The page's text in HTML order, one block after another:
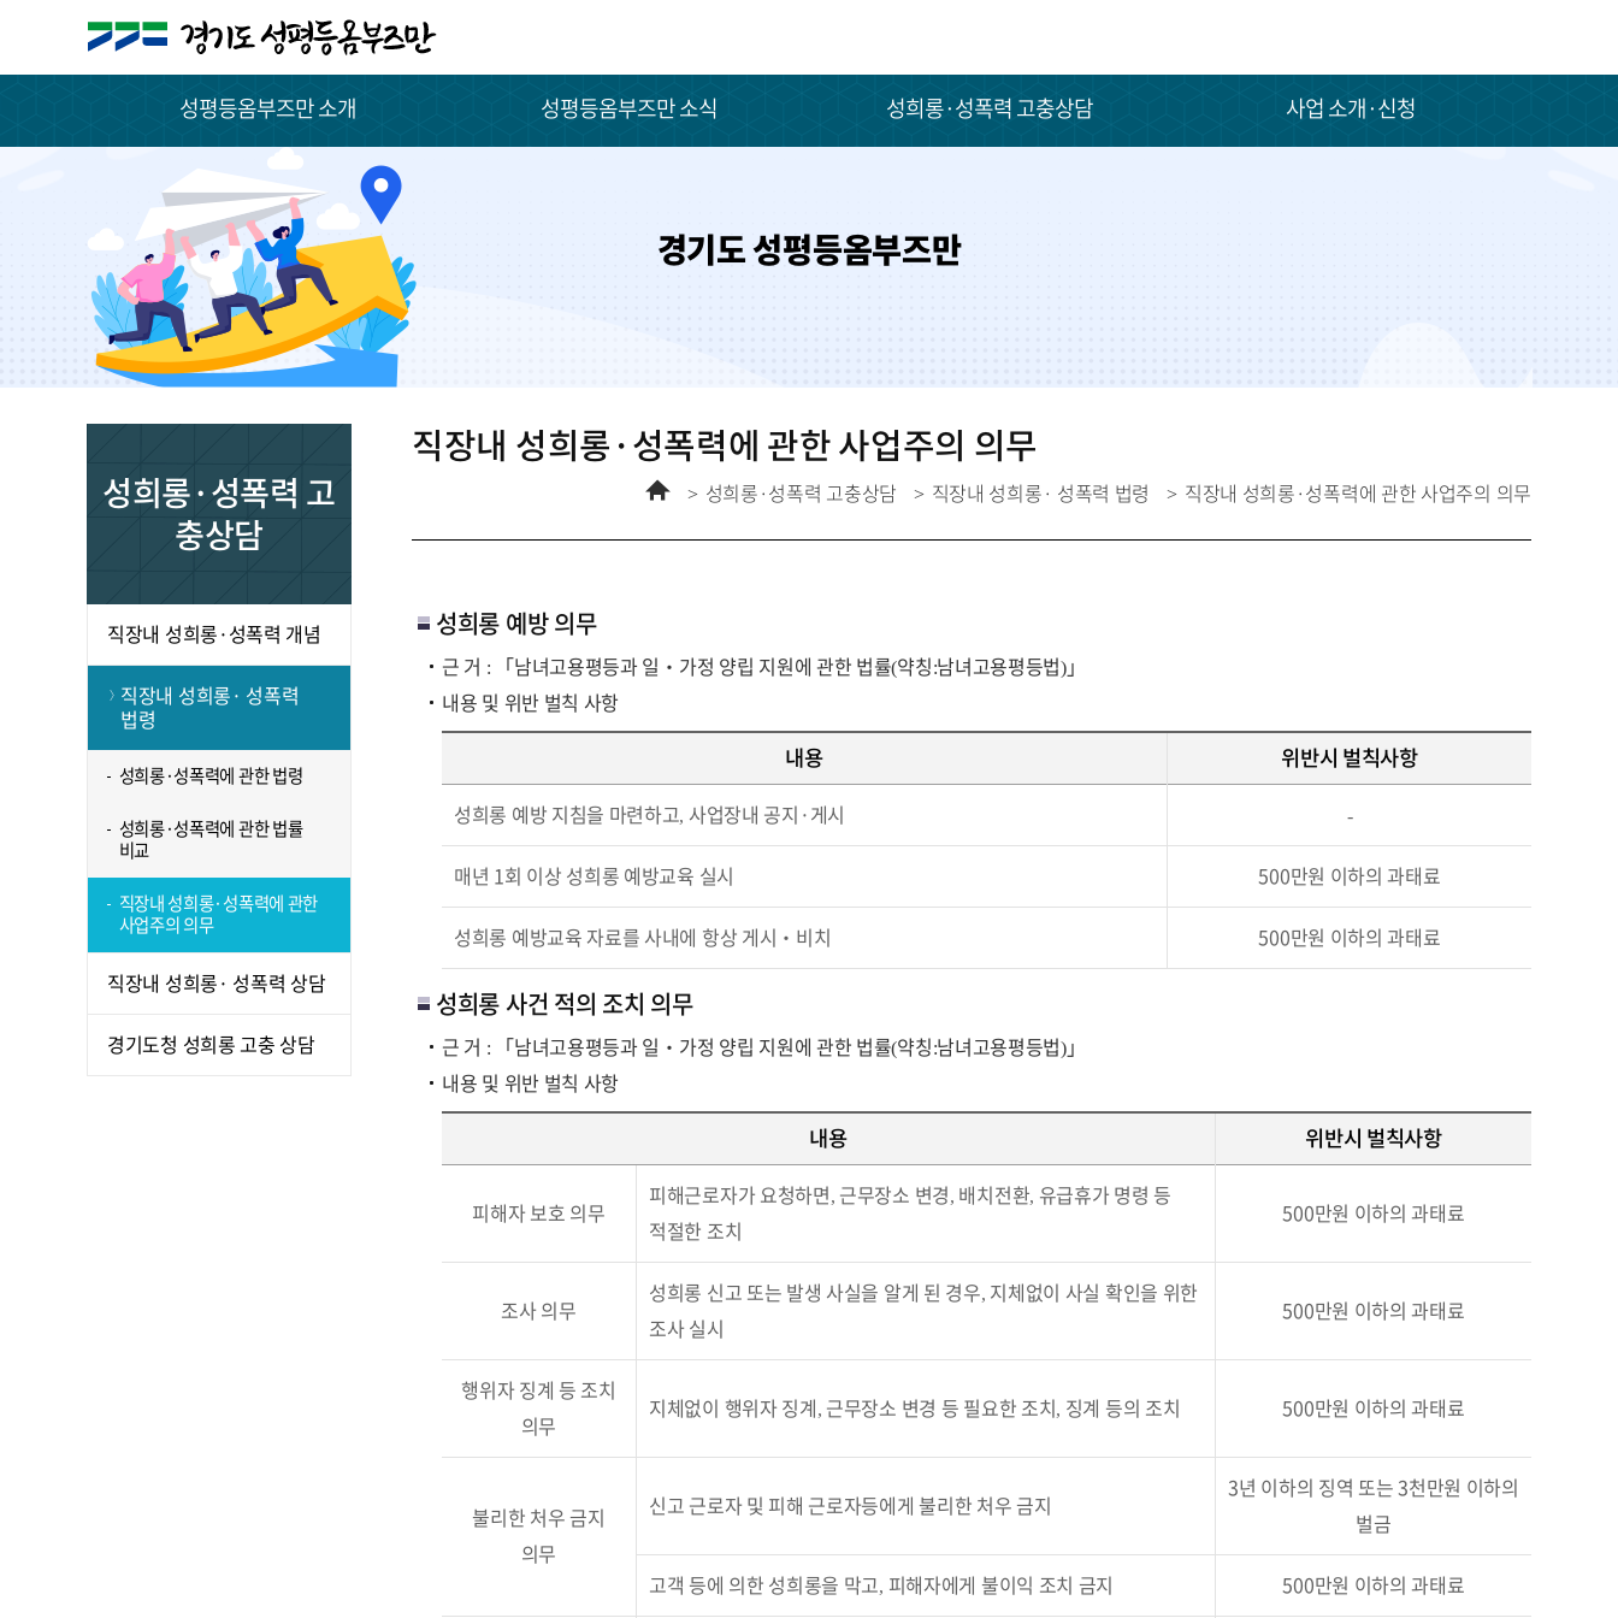
성평등옴부즈만 소개 성평등옴부즈만 소식 성희롱·성폭력 고충상담 사업 소개·신청
경기도 성평등옴부즈만
성희롱·성폭력 고
충상담
직장내 성희롱·성폭력 개념
직장내 성희롱· 성폭력
법령
성희롱·성폭력에 관한 법령
성희롱·성폭력에 관한 법률
비교
직장내 성희롱·성폭력에 관한
사업주의 의무
직장내 성희롱· 성폭력 상담
경기도청 성희롱 고충 상담
직장내 성희롱·성폭력에 관한 사업주의 의무
홈 성희롱·성폭력 고충상담 직장내 성희롱· 성폭력 법령 직장내 성희롱·성폭력에 관한 사업주의 의무
성희롱 예방 의무
근 거 : 「남녀고용평등과 일‧가정 양립 지원에 관한 법률(약칭:남녀고용평등법)」
내용 및 위반 벌칙 사항
내용 위반시 벌칙사항
성희롱 예방 지침을 마련하고, 사업장내 공지·게시 -
매년 1회 이상 성희롱 예방교육 실시 500만원 이하의 과태료
성희롱 예방교육 자료를 사내에 항상 게시‧비치 500만원 이하의 과태료
성희롱 사건 적의 조치 의무
근 거 : 「남녀고용평등과 일‧가정 양립 지원에 관한 법률(약칭:남녀고용평등법)」
내용 및 위반 벌칙 사항
내용 위반시 벌칙사항
피해자 보호 의무
피해근로자가 요청하면, 근무장소 변경, 배치전환, 유급휴가 명령 등
적절한 조치
500만원 이하의 과태료
조사 의무
성희롱 신고 또는 발생 사실을 알게 된 경우, 지체없이 사실 확인을 위한
조사 실시
500만원 이하의 과태료
행위자 징계 등 조치
의무
지체없이 행위자 징계, 근무장소 변경 등 필요한 조치, 징계 등의 조치 500만원 이하의 과태료
불리한 처우 금지
의무
신고 근로자 및 피해 근로자등에게 불리한 처우 금지
3년 이하의 징역 또는 3천만원 이하의
벌금
고객 등에 의한 성희롱을 막고, 피해자에게 불이익 조치 금지 500만원 이하의 과태료